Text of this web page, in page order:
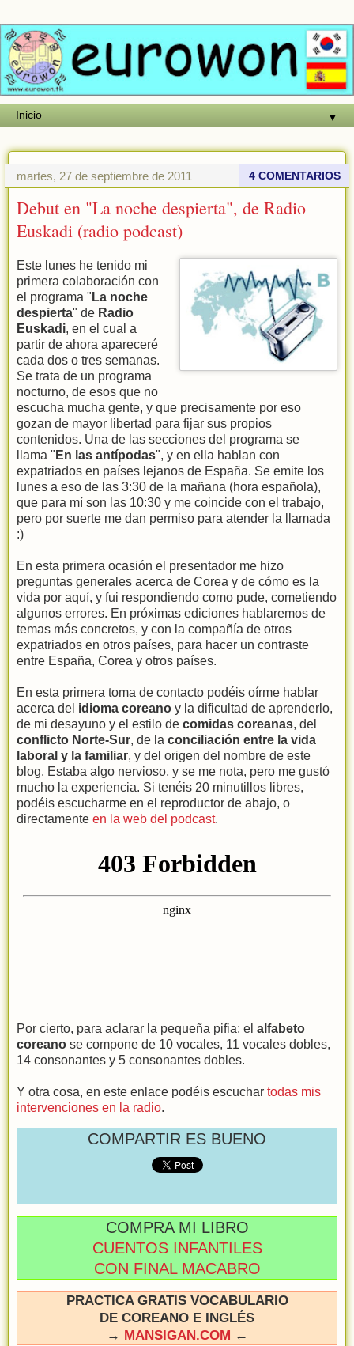
▼
martes, 27 de septiembre de 2011 4 COMENTARIOS
Debut en "La noche despierta", de Radio
Euskadi (radio podcast)
Este lunes he tenido mi
primera colaboración con
el programa " La noche
despierta" de Radio
Euskadi, en el cual a
partir de ahora apareceré
cada dos o tres semanas.
Se trata de un programa
nocturno, de esos que no
escucha mucha gente, y que precisamente por eso
gozan de mayor libertad para fijar sus propios
contenidos. Una de las secciones del programa se
llama " En las antípodas", y en ella hablan con
expatriados en países lejanos de España. Se emite los
lunes a eso de las 3:30 de la mañana (hora española),
que para mí son las 10:30 y me coincide con el trabajo,
pero por suerte me dan permiso para atender la llamada
:)
En esta primera ocasión el presentador me hizo
preguntas generales acerca de Corea y de cómo es la
vida por aquí, y fui respondiendo como pude, cometiendo
algunos errores. En próximas ediciones hablaremos de
temas más concretos, y con la compañía de otros
expatriados en otros países, para hacer un contraste
entre España, Corea y otros países.
En esta primera toma de contacto podéis oírme hablar
acerca del idioma coreano y la dificultad de aprenderlo,
de mi desayuno y el estilo de comidas coreanas, del
conflicto Norte-Sur, de la conciliación entre la vida
laboral y la familiar, y del origen del nombre de este
blog. Estaba algo nervioso, y se me nota, pero me gustó
mucho la experiencia. Si tenéis 20 minutillos libres,
podéis escucharme en el reproductor de abajo, o
directamente en la web del podcast.
Por cierto, para aclarar la pequeña pifia: el alfabeto
coreano se compone de 10 vocales, 11 vocales dobles,
14 consonantes y 5 consonantes dobles.
Y otra cosa, en este enlace podéis escuchar todas mis
intervenciones en la radio.
COMPARTIR ES BUENO
COMPRA MI LIBRO
CUENTOS INFANTILES
CON FINAL MACABRO
PRACTICA GRATIS VOCABULARIO
DE COREANO E INGLÉS
→ MANSIGAN.COM ←